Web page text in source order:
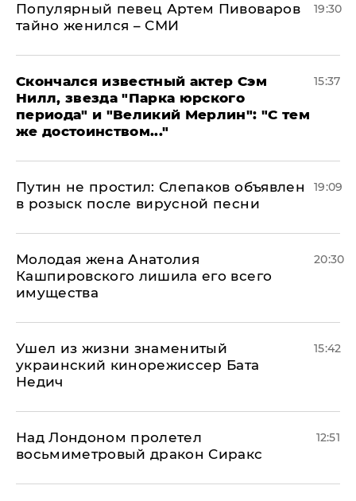
Популярный певец Артем Пивоваров
тайно женился – СМИ
19:30
Скончался известный актер Сэм
Нилл, звезда "Парка юрского
периода" и "Великий Мерлин": "С тем
же достоинством..."
15:37
Путин не простил: Слепаков объявлен
в розыск после вирусной песни
19:09
Молодая жена Анатолия
Кашпировского лишила его всего
имущества
20:30
Ушел из жизни знаменитый
украинский кинорежиссер Бата
Недич
15:42
Над Лондоном пролетел
восьмиметровый дракон Сиракс
12:51